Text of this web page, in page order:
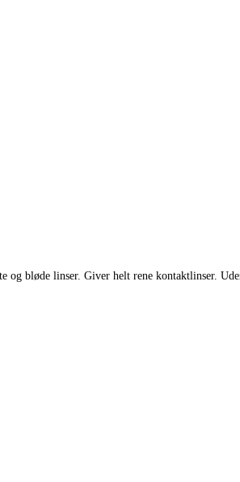
bløde linser. Giver helt rene kontaktlinser.